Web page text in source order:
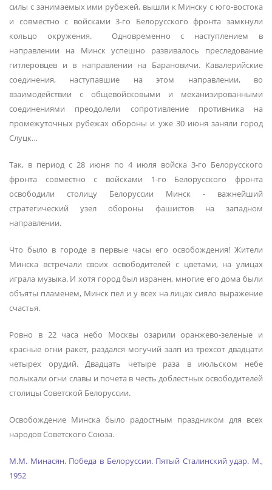
силы с занимаемых ими рубежей, вышли к Минску с юго-востока
и совместно с войсками 3-го Белорусского фронта замкнули
кольцо окружения. Одновременно с наступлением в
направлении на Минск успешно развивалось преследование
гитлеровцев и в направлении на Барановичи. Кавалерийские
соединения, наступавшие на этом направлении, во
взаимодействии с общевойсковыми и механизированными
соединениями преодолели сопротивление противника на
промежуточных рубежах обороны и уже 30 июня заняли город
Слуцк…
Так, в период с 28 июня по 4 июля войска 3-го Белорусского
фронта совместно с войсками 1-го Белорусского фронта
освободили столицу Белоруссии Минск - важнейший
стратегический узел обороны фашистов на западном
направлении.
Что было в городе в первые часы его освобождения! Жители
Минска встречали своих освободителей с цветами, на улицах
играла музыка. И хотя город был изранен, многие его дома были
объяты пламенем, Минск пел и у всех на лицах сияло выражение
счастья.
Ровно в 22 часа небо Москвы озарили оранжево-зеленые и
красные огни ракет, раздался могучий залп из трехсот двадцати
четырех орудий. Двадцать четыре раза в июльском небе
полыхали огни славы и почета в честь доблестных освободителей
столицы Советской Белоруссии.
Освобождение Минска было радостным праздником для всех
народов Советского Союза.
М.М. Минасян. Победа в Белоруссии. Пятый Сталинский удар. М.,
1952